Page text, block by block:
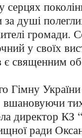
серцях
за душі
громади.
у своїх
є священним
Гімну
директор КЗ
ради